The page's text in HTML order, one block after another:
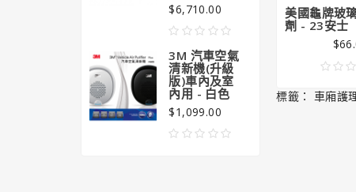
$6,710.00
3M 汽車空氣
清新機(升級
版)車內及室
內用 - 白色
$1,099.00
美國龜牌玻
劑 - 23安士
標籤： 車廂護